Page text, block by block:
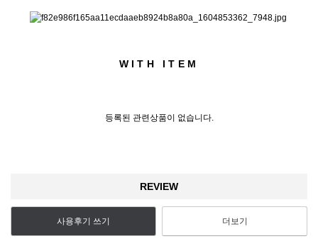
WITH ITEM
등록된 관련상품이 없습니다.
REVIEW
사용후기 쓰기 더보기